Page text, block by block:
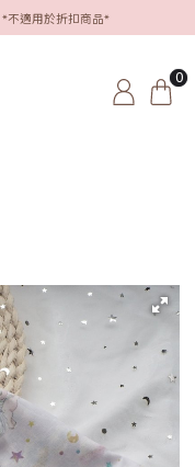
*不適用於折扣商品*
0